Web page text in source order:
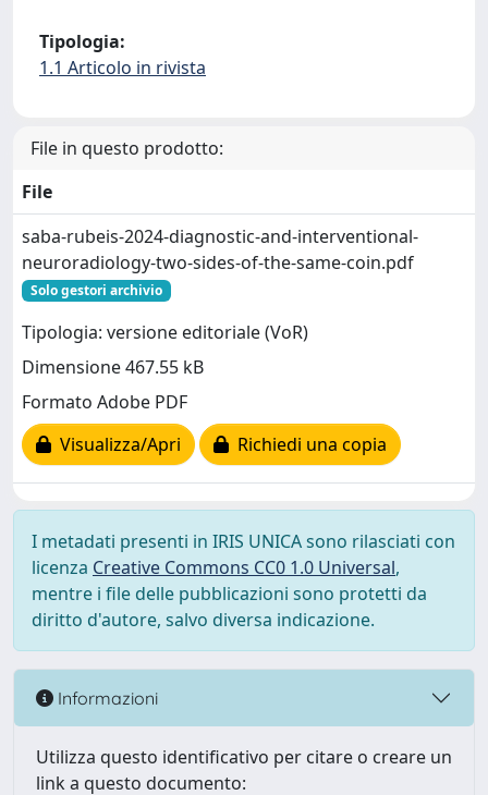
Tipologia:
1.1 Articolo in rivista
File in questo prodotto:
File
saba-rubeis-2024-diagnostic-and-interventional-
neuroradiology-two-sides-of-the-same-coin.pdf
Solo gestori archivio
Tipologia: versione editoriale (VoR)
Dimensione 467.55 kB
Formato Adobe PDF
Visualizza/Apri
Richiedi una copia
I metadati presenti in IRIS UNICA sono rilasciati con
licenza Creative Commons CC0 1.0 Universal,
mentre i file delle pubblicazioni sono protetti da
diritto d'autore, salvo diversa indicazione.
Informazioni
Utilizza questo identificativo per citare o creare un
link a questo documento: